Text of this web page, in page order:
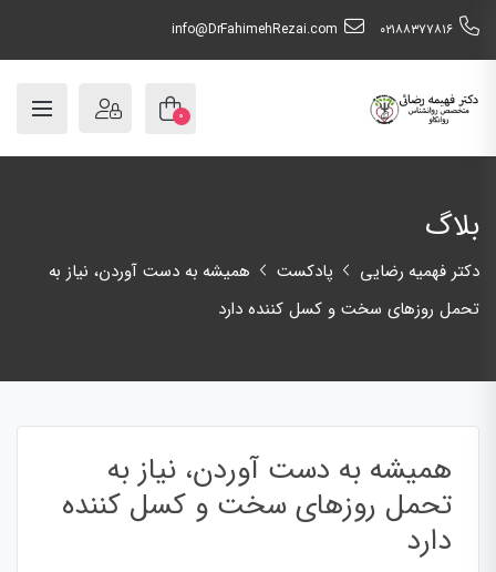
٠٢١٨٨٣٧٧٨١٦ info@DrFahimehRezai.com
۰
بلاگ
دکتر فهمیه رضایی پادکست
همیشه به دست آوردن، نیاز به
تحمل روزهای سخت و کسل کننده دارد
همیشه به دست آوردن، نیاز به
تحمل روزهای سخت و کسل کننده
دارد